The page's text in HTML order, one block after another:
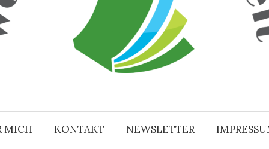
MICH KONTAKT NEWSLETTER